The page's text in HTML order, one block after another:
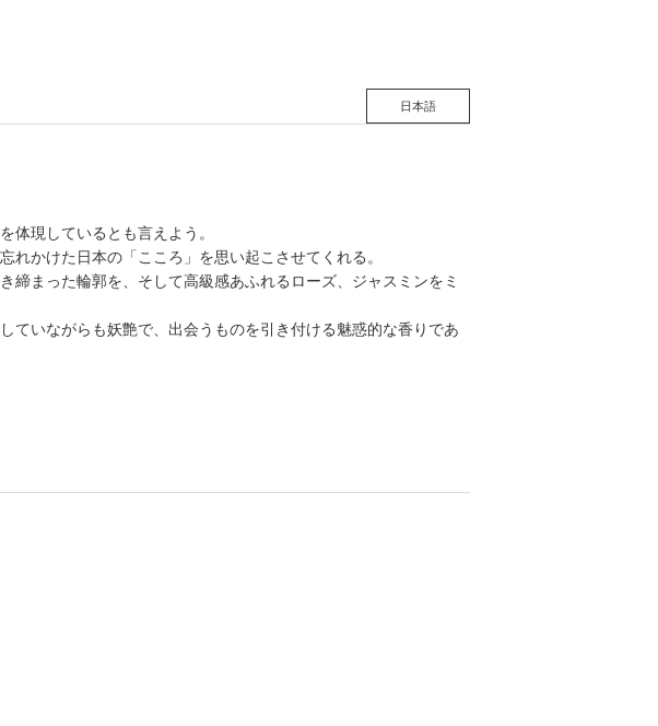
日本語
体現しているとも言えよう。
かけた日本の「こころ」を思い起こさせてくれる。
締まった輪郭を、そして高級感あふれるローズ、ジャスミンをミ
ていながらも妖艶で、出会うものを引き付ける魅惑的な香りであ